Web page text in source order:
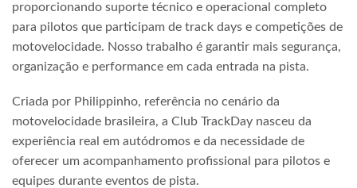
proporcionando suporte técnico e operacional completo
para pilotos que participam de track days e competições de
motovelocidade. Nosso trabalho é garantir mais segurança,
organização e performance em cada entrada na pista.
Criada por Philippinho, referência no cenário da
motovelocidade brasileira, a Club TrackDay nasceu da
experiência real em autódromos e da necessidade de
oferecer um acompanhamento profissional para pilotos e
equipes durante eventos de pista.